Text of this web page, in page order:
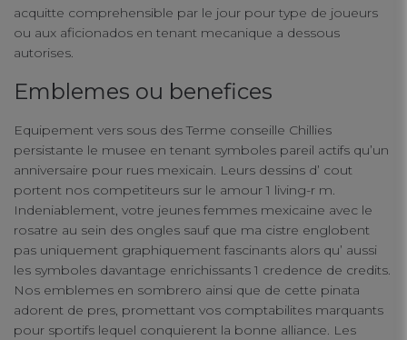
acquitte comprehensible par le jour pour type de joueurs
ou aux aficionados en tenant mecanique a dessous
autorises.
Emblemes ou benefices
Equipement vers sous des Terme conseille Chillies
persistante le musee en tenant symboles pareil actifs qu’un
anniversaire pour rues mexicain. Leurs dessins d’ cout
portent nos competiteurs sur le amour 1 living-r m.
Indeniablement, votre jeunes femmes mexicaine avec le
rosatre au sein des ongles sauf que ma cistre englobent
pas uniquement graphiquement fascinants alors qu’ aussi
les symboles davantage enrichissants 1 credence de credits.
Nos emblemes en sombrero ainsi que de cette pinata
adorent de pres, promettant vos comptabilites marquants
pour sportifs lequel conquierent la bonne alliance. Les